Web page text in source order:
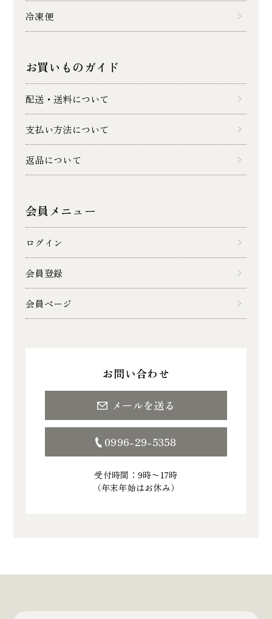
冷凍便
お買いものガイド
配送・送料について
支払い方法について
返品について
会員メニュー
ログイン
会員登録
会員ページ
お問い合わせ
メールを送る
0996-29-5358
受付時間：9時〜17時
（年末年始はお休み）